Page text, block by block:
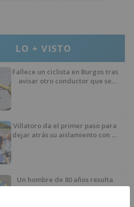
LO + VISTO
Fallece un ciclista en Burgos tras
avisar otro conductor que se
Villatoro da el primer paso para
dejar atrás su aislamiento con el
Un hombre de 80 años resulta
herido en Burgos tras la colisión